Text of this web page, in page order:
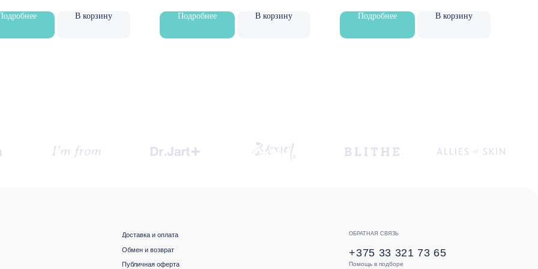
В корзину Подробнее В корзину Подробнее В корзину
Зарегистрировано в Торговом реестре Республики
Будьте в курсе, подпишитесь
на рассылку новостей